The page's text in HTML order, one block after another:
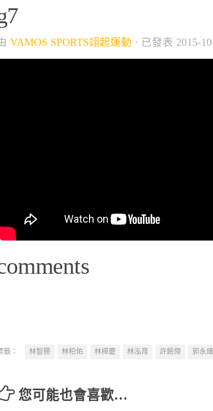
VAMOS SPORTS翊起運動 · 已發表 2015-
籤： 林智勝 林柏佑 林樺慶 林泓育 許銘傑 郭永維
您可能也會喜歡…